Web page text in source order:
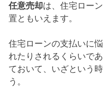
任意売却は、住宅ロー
置ともいえます。
住宅ローンの支払いに
れたりされるくらいであ
ておいて、いざという
う。